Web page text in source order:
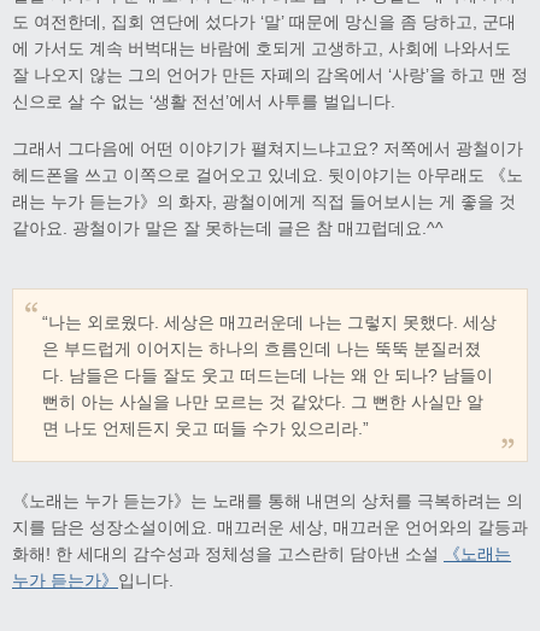
도 여전한데, 집회 연단에 섰다가 ‘말’ 때문에 망신을 좀 당하고, 군대
에 가서도 계속 버벅대는 바람에 호되게 고생하고, 사회에 나와서도
잘 나오지 않는 그의 언어가 만든 자폐의 감옥에서 ‘사랑’을 하고 맨 정
신으로 살 수 없는 ‘생활 전선’에서 사투를 벌입니다.
그래서 그다음에 어떤 이야기가 펼쳐지느냐고요? 저쪽에서 광철이가
헤드폰을 쓰고 이쪽으로 걸어오고 있네요. 뒷이야기는 아무래도 《노
래는 누가 듣는가》의 화자, 광철이에게 직접 들어보시는 게 좋을 것
같아요. 광철이가 말은 잘 못하는데 글은 참 매끄럽데요.^^
“나는 외로웠다. 세상은 매끄러운데 나는 그렇지 못했다. 세상
은 부드럽게 이어지는 하나의 흐름인데 나는 뚝뚝 분질러졌
다. 남들은 다들 잘도 웃고 떠드는데 나는 왜 안 되나? 남들이
뻔히 아는 사실을 나만 모르는 것 같았다. 그 뻔한 사실만 알
면 나도 언제든지 웃고 떠들 수가 있으리라.”
《노래는 누가 듣는가》는 노래를 통해 내면의 상처를 극복하려는 의
지를 담은 성장소설이에요. 매끄러운 세상, 매끄러운 언어와의 갈등과
화해! 한 세대의 감수성과 정체성을 고스란히 담아낸 소설
《노래는
누가 듣는가》 입니다.